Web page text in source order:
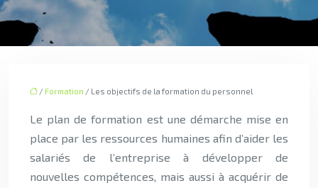
/ Formation / Les objectifs de la formation du personnel
Le plan de formation est une démarche mise en
place par les ressources humaines afin d’aider les
salariés de l’entreprise à développer de
nouvelles compétences, mais aussi à acquérir de